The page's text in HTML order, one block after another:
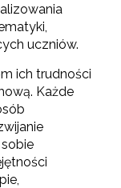
uczniów.
ich trudności
Każde